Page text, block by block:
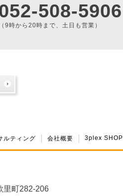
508-5906
（9時から20時まで、土日も営業）
ルティング 会社概要 3plex SHOP
里町282-206